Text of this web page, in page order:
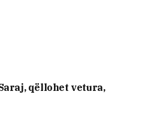
qëllohet vetura,